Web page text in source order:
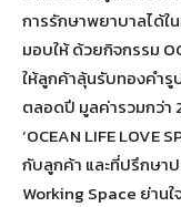
การรักษาพยาบาลได้ใ
มอบให้ ด้วยกิจกรรม
ให้ลูกค้าลุ้นรับทองคำ
ตลอดปี มูลค่ารวมกว่า
‘OCEAN LIFE LOVE
กับลูกค้า และที่ปรึกษา
Working Space ย่านใ